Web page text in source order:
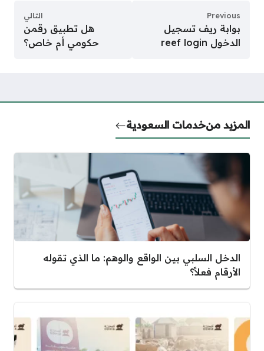
Previous
بوابة ريف تسجيل
الدخول reef login
التالي
هل تطبيق رقمن
حكومي أم خاص؟
المزيد منخدمات السعودية
الدخل السلبي بين الواقع والوهم: ما الذي تقوله
الأرقام فعلاً؟